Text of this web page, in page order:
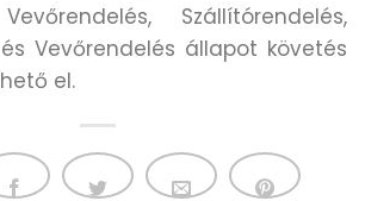
Szállítórendelés,
Vevőrendelés állapot követés
el.